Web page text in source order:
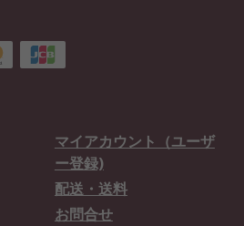
マイアカウント（ユーザ
ー登録)
配送・送料
お問合せ